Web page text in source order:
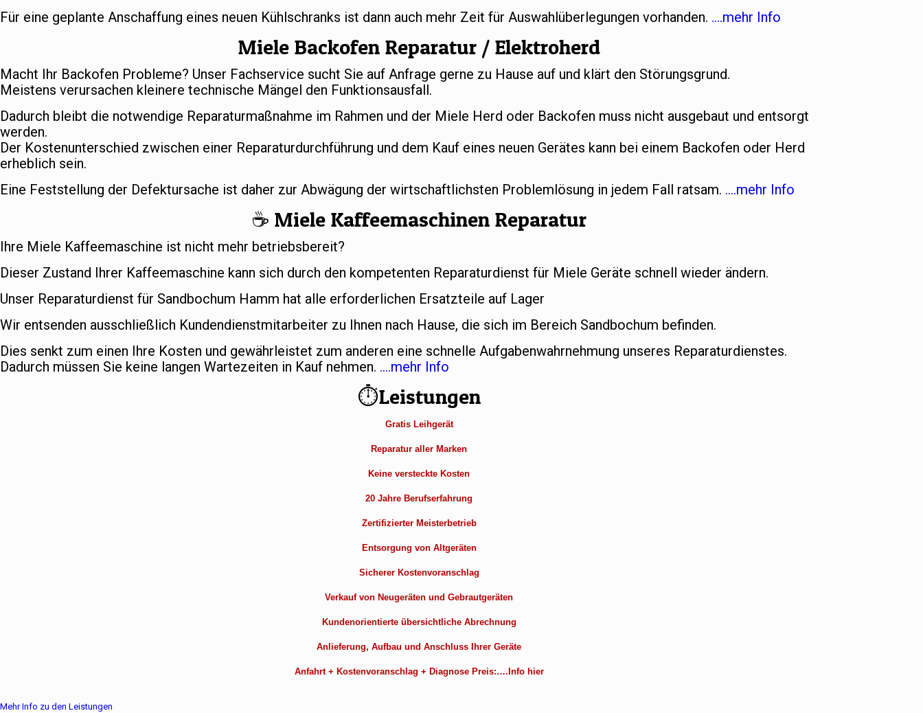
Für eine geplante Anschaffung eines neuen Kühlschranks ist dann auch mehr Zeit für Auswahlüberlegungen vorhanden. ….mehr Info
Miele Backofen Reparatur / Elektroherd
Macht Ihr Backofen Probleme? Unser Fachservice sucht Sie auf Anfrage gerne zu Hause auf und klärt den Störungsgrund.
Meistens verursachen kleinere technische Mängel den Funktionsausfall.
Dadurch bleibt die notwendige Reparaturmaßnahme im Rahmen und der Miele Herd oder Backofen muss nicht ausgebaut und entsorgt
werden.
Der Kostenunterschied zwischen einer Reparaturdurchführung und dem Kauf eines neuen Gerätes kann bei einem Backofen oder Herd
erheblich sein.
Eine Feststellung der Defektursache ist daher zur Abwägung der wirtschaftlichsten Problemlösung in jedem Fall ratsam. ….mehr Info
☕️ Miele Kaffeemaschinen Reparatur
Ihre Miele Kaffeemaschine ist nicht mehr betriebsbereit?
Dieser Zustand Ihrer Kaffeemaschine kann sich durch den kompetenten Reparaturdienst für Miele Geräte schnell wieder ändern.
Unser Reparaturdienst für Sandbochum Hamm hat alle erforderlichen Ersatzteile auf Lager
Wir entsenden ausschließlich Kundendienstmitarbeiter zu Ihnen nach Hause, die sich im Bereich Sandbochum befinden.
Dies senkt zum einen Ihre Kosten und gewährleistet zum anderen eine schnelle Aufgabenwahrnehmung unseres Reparaturdienstes.
Dadurch müssen Sie keine langen Wartezeiten in Kauf nehmen. ….mehr Info
⏱Leistungen
Gratis Leihgerät
Reparatur aller Marken
Keine versteckte Kosten
20 Jahre Berufserfahrung
Zertifizierter Meisterbetrieb
Entsorgung von Altgeräten
Sicherer Kostenvoranschlag
Verkauf von Neugeräten und Gebrautgeräten
Kundenorientierte übersichtliche Abrechnung
Anlieferung, Aufbau und Anschluss Ihrer Geräte
Anfahrt + Kostenvoranschlag + Diagnose Preis:….Info hier
Mehr Info zu den Leistungen